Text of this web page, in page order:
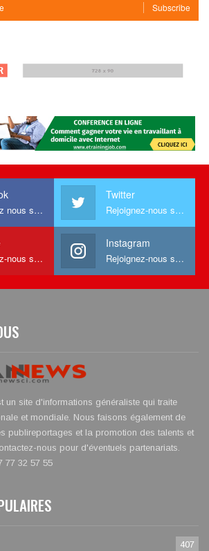
Subscribe
Rejoignez nous sur facebook
Twitter
Rejoignez-nous sur Twitter
Rejoignez-nous sur Youtube
Instagram
Rejoignez-nous sur Instagram
un site d'informations généraliste qui traite
et mondiale. Nous faisons également de
publireportages et la promotion des talents et
nous pour d'éventuels partenariats.
77 32 57 55
407